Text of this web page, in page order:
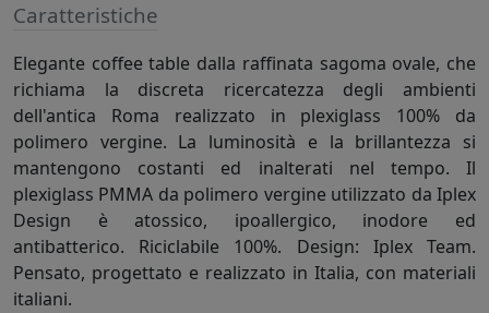
Caratteristiche
Elegante coffee table dalla raffinata sagoma ovale, che
richiama la discreta ricercatezza degli ambienti
dell'antica Roma realizzato in plexiglass 100% da
polimero vergine. La luminosità e la brillantezza si
mantengono costanti ed inalterati nel tempo. Il
plexiglass PMMA da polimero vergine utilizzato da Iplex
Design è atossico, ipoallergico, inodore ed
antibatterico. Riciclabile 100%. Design: Iplex Team.
Pensato, progettato e realizzato in Italia, con materiali
italiani.